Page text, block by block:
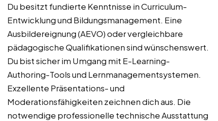
Du besitzt fundierte Kenntnisse in Curriculum-
Entwicklung und Bildungsmanagement. Eine
Ausbildereignung (AEVO) oder vergleichbare
pädagogische Qualifikationen sind wünschenswert.
Du bist sicher im Umgang mit E-Learning-
Authoring-Tools und Lernmanagementsystemen.
Exzellente Präsentations- und
Moderationsfähigkeiten zeichnen dich aus. Die
notwendige professionelle technische Ausstattung